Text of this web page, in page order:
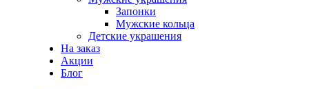
Запонки
Мужские кольца
Детские украшения
На заказ
Акции
Блог